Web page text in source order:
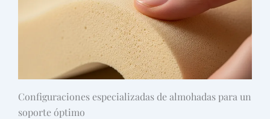
Configuraciones especializadas de almohadas para un
soporte óptimo